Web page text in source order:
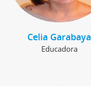
Celia Garabaya
Educadora